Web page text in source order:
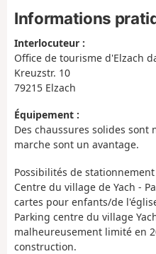
Informations
Interlocuteur :
Office de tourisme d'Elzach
Kreuzstr. 10
79215 Elzach
Équipement :
Des chaussures solides sont
marche sont un avantage.
Possibilités de stationnement
Centre du village de Yach -
cartes pour enfants/de
Parking centre du village
malheureusement limité en
construction.